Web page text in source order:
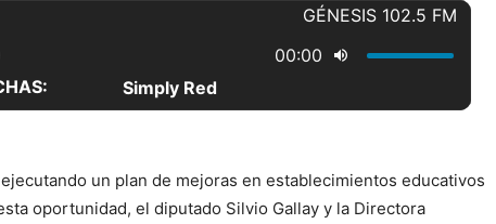
un plan de mejoras en establecimientos educativos
oportunidad, el diputado Silvio Gallay y la Directora